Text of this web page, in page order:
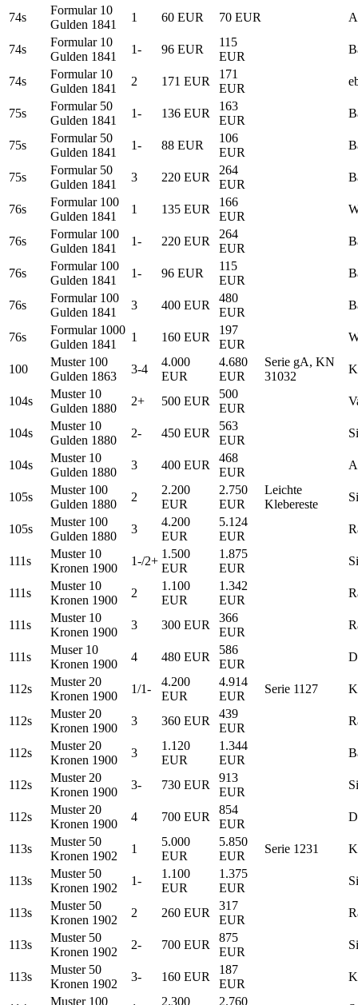
74s
Formular 10
Gulden 1841
1 60 EUR 70 EUR
74s
Formular 10
Gulden 1841
1- 96 EUR
115
EUR
74s
Formular 10
Gulden 1841
2 171 EUR
171
EUR
75s
Formular 50
Gulden 1841
1- 136 EUR
163
EUR
75s
Formular 50
Gulden 1841
1- 88 EUR
106
EUR
75s
Formular 50
Gulden 1841
3 220 EUR
264
EUR
76s
Formular 100
Gulden 1841
1 135 EUR
166
EUR
76s
Formular 100
Gulden 1841
1- 220 EUR
264
EUR
76s
Formular 100
Gulden 1841
1- 96 EUR
115
EUR
76s
Formular 100
Gulden 1841
3 400 EUR
480
EUR
76s
Formular 1000
Gulden 1841
1 160 EUR
197
EUR
100
Muster 100
Gulden 1863
3-4
4.000
EUR
4.680
EUR
Serie gA, KN
31032
104s
Muster 10
Gulden 1880
2+ 500 EUR
500
EUR
104s
Muster 10
Gulden 1880
2- 450 EUR
563
EUR
104s
Muster 10
Gulden 1880
3 400 EUR
468
EUR
105s
Muster 100
Gulden 1880
2
2.200
EUR
2.750
EUR
Leichte
Klebereste
105s
Muster 100
Gulden 1880
3
4.200
EUR
5.124
EUR
111s
Muster 10
Kronen 1900
1-/2+
1.500
EUR
1.875
EUR
111s
Muster 10
Kronen 1900
2
1.100
EUR
1.342
EUR
111s
Muster 10
Kronen 1900
3 300 EUR
366
EUR
111s
Muser 10
Kronen 1900
4 480 EUR
586
EUR
112s
Muster 20
Kronen 1900
1/1-
4.200
EUR
4.914
EUR
Serie 1127
112s
Muster 20
Kronen 1900
3 360 EUR
439
EUR
112s
Muster 20
Kronen 1900
3
1.120
EUR
1.344
EUR
112s
Muster 20
Kronen 1900
3- 730 EUR
913
EUR
112s
Muster 20
Kronen 1900
4 700 EUR
854
EUR
113s
Muster 50
Kronen 1902
1
5.000
EUR
5.850
EUR
Serie 1231
113s
Muster 50
Kronen 1902
1-
1.100
EUR
1.375
EUR
113s
Muster 50
Kronen 1902
2 260 EUR
317
EUR
113s
Muster 50
Kronen 1902
2- 700 EUR
875
EUR
113s
Muster 50
Kronen 1902
3- 160 EUR
187
EUR
Muster 100 2.300 2.760